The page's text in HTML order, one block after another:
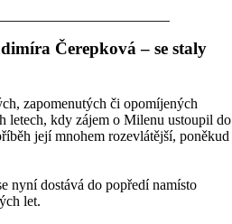
Čerepková – se staly
zapomenutých či opomíjených
letech, kdy zájem o Milenu ustoupil do
její mnohem rozevlátější, poněkud
nyní dostává do popředí namísto
let.